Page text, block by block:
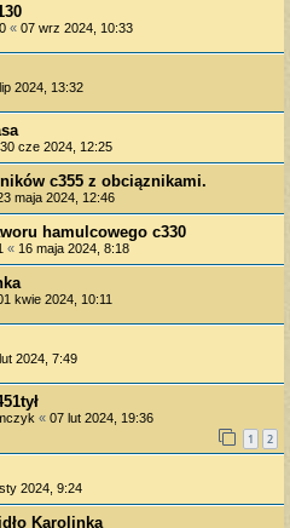
« 07 wrz 2024, 10:33
2024, 13:32
30 cze 2024, 12:25
c355 z obciąznikami.
maja 2024, 12:46
hamulcowego c330
« 16 maja 2024, 8:18
kwie 2024, 10:11
2024, 7:49
« 07 lut 2024, 19:36
1 2
2024, 9:24
Karolinka